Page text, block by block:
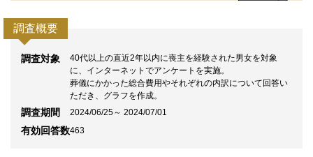
調査概要
調査対象
40代以上の直近2年以内に喪主を経験された男女を対象
に、インターネットでアンケートを実施。
葬儀にかかった総合費用やそれぞれの内訳について回答い
ただき、グラフを作成。
調査期間 2024/06/25～ 2024/07/01
有効回答数463